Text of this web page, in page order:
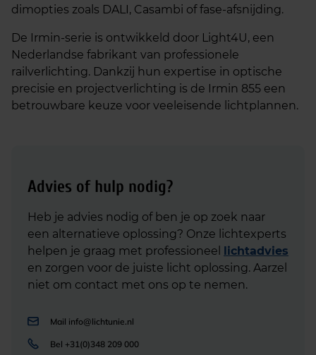
dimopties zoals DALI, Casambi of fase-afsnijding.
De Irmin-serie is ontwikkeld door Light4U, een
Nederlandse fabrikant van professionele
railverlichting. Dankzij hun expertise in optische
precisie en projectverlichting is de Irmin 855 een
betrouwbare keuze voor veeleisende lichtplannen.
Advies of hulp nodig?
Heb je advies nodig of ben je op zoek naar
een alternatieve oplossing? Onze lichtexperts
helpen je graag met professioneel lichtadvies
en zorgen voor de juiste licht oplossing. Aarzel
niet om contact met ons op te nemen.
Mail info@lichtunie.nl
Bel +31(0)348 209 000